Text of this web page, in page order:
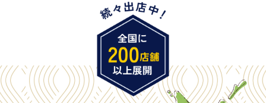
・旧パスポート
※原則として「公的機関が発行し、氏名、住所、生
年月日が記載されているもの
※日本国政府発行のもの
※2020年2月4日以降に申請された新型パスポートに